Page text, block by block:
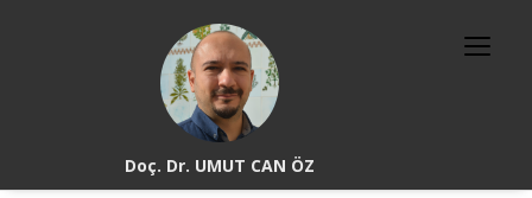
Doç. Dr. UMUT CAN ÖZ